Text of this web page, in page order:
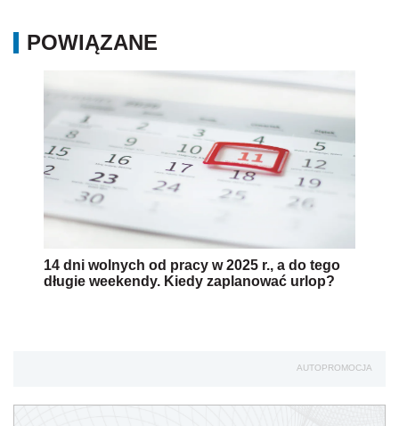
POWIĄZANE
14 dni wolnych od pracy w 2025 r., a do tego
długie weekendy. Kiedy zaplanować urlop?
AUTOPROMOCJA